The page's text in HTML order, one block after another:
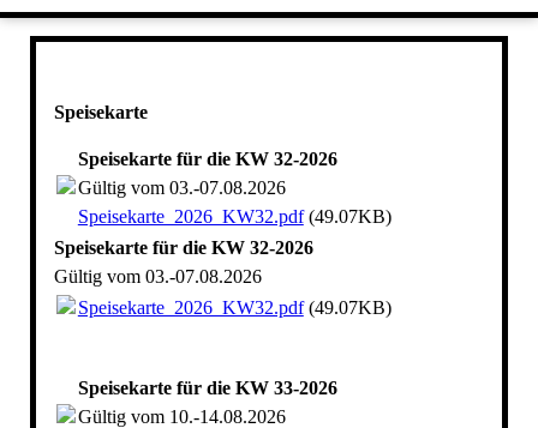
Speisekarte
Speisekarte für die KW 32-2026
Gültig vom 03.-07.08.2026
Speisekarte_2026_KW32.pdf(49.07KB)
Speisekarte für die KW 32-2026
Gültig vom 03.-07.08.2026
Speisekarte_2026_KW32.pdf(49.07KB)
Speisekarte für die KW 33-2026
Gültig vom 10.-14.08.2026